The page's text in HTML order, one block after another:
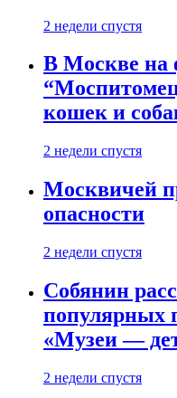
2 недели спустя
В Москве на
кошек и
2 недели спустя
Москвичей
опасности
2 недели спустя
Собянин
популярных
«Музеи —
2 недели спустя